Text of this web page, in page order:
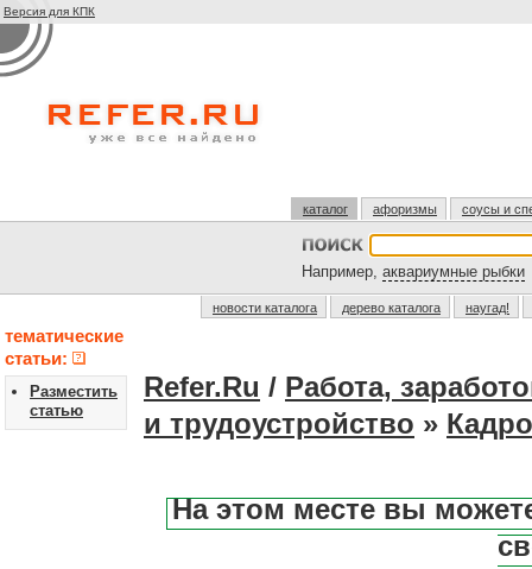
Версия для КПК
каталог афоризмы соусы и
Например, аквариумные рыбки
новости каталога дерево каталога наугад!
тематические
статьи:
Разместить
статью
Refer.Ru / Работа,
и трудоустройство »
На этом месте вы